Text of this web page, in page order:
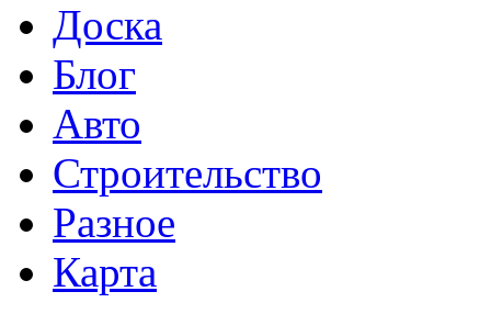
Доска
Блог
Авто
Строительство
Разное
Карта